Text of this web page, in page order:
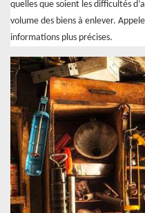
quelles que soient les difficultés
volume des biens à enlever.
informations plus précises.